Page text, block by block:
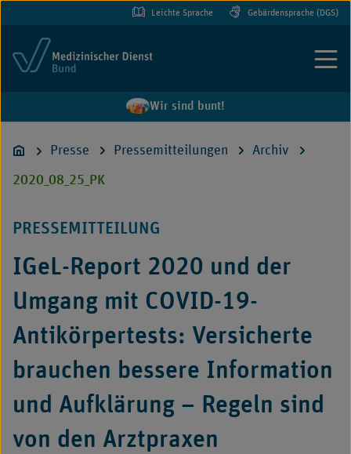
Leichte Sprache Gebärdensprache (DGS)
Menü
Wir sind bunt!
Presse Pressemitteilungen Archiv
2020_08_25_PK
PRESSEMITTEILUNG
IGeL-Report 2020 und der
Umgang mit COVID-19-
Antikörpertests: Versicherte
brauchen bessere Information
und Aufklärung – Regeln sind
von den Arztpraxen